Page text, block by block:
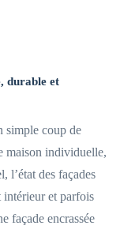
durable et
simple coup de
maison individuelle,
l’état des façades
intérieur et parfois
façade encrassée